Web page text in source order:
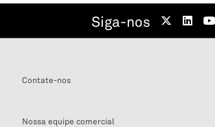
Siga-nos
Contate-nos
Nossa equipe comercial